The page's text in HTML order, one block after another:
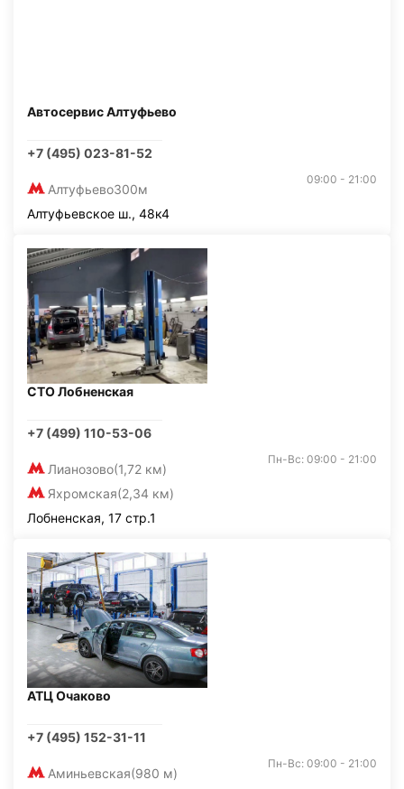
Автосервис Алтуфьево
+7 (495) 023-81-52
Алтуфьево300м
09:00 - 21:00
Алтуфьевское ш., 48к4
СТО Лобненская
+7 (499) 110-53-06
Лианозово(1,72 км)
Яхромская(2,34 км)
Пн-Вс: 09:00 - 21:00
Лобненская, 17 стр.1
АТЦ Очаково
+7 (495) 152-31-11
Аминьевская(980 м)
Пн-Вс: 09:00 - 21:00